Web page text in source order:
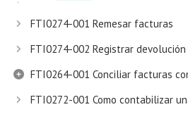
FTI0274-001 Remesar facturas
FTI0274-002 Registrar
FTI0264-001 Conciliar facturas
FTI0272-001 Como contabilizar